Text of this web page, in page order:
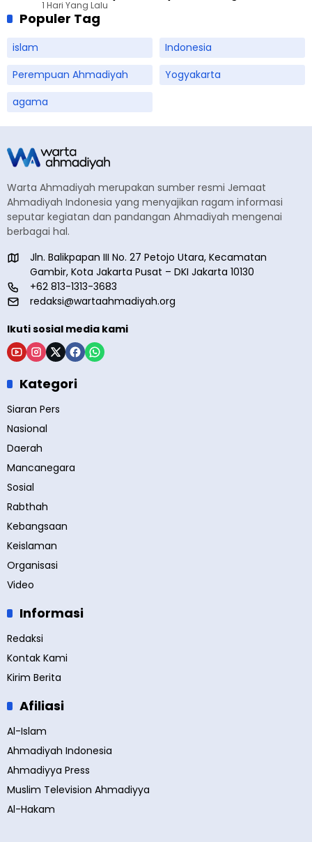
1 Hari Yang Lalu
Populer Tag
islam
Indonesia
Perempuan Ahmadiyah
Yogyakarta
agama
Warta Ahmadiyah merupakan sumber resmi Jemaat
Ahmadiyah Indonesia yang menyajikan ragam informasi
seputar kegiatan dan pandangan Ahmadiyah mengenai
berbagai hal.
Jln. Balikpapan III No. 27 Petojo Utara, Kecamatan
Gambir, Kota Jakarta Pusat – DKI Jakarta 10130
+62 813-1313-3683
redaksi@wartaahmadiyah.org
Ikuti sosial media kami
Kategori
Siaran Pers
Nasional
Daerah
Mancanegara
Sosial
Rabthah
Kebangsaan
Keislaman
Organisasi
Video
Informasi
Redaksi
Kontak Kami
Kirim Berita
Afiliasi
Al-Islam
Ahmadiyah Indonesia
Ahmadiyya Press
Muslim Television Ahmadiyya
Al-Hakam